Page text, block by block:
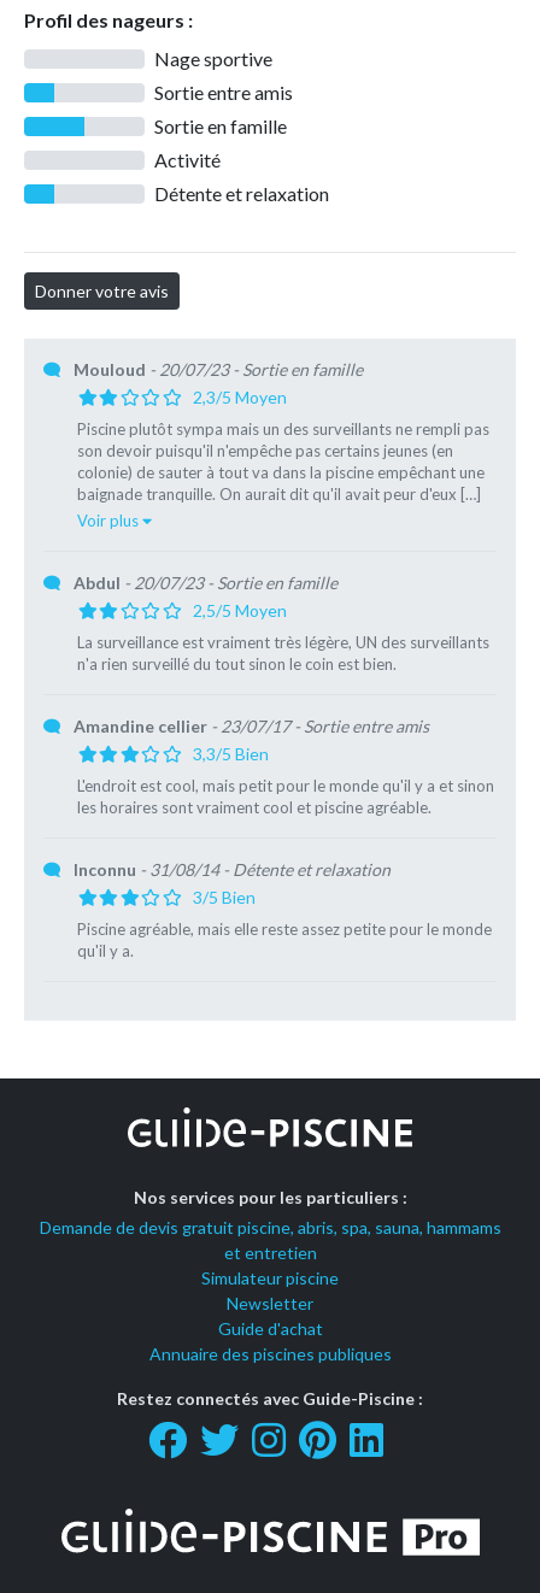
Profil des nageurs :
Nage sportive
Sortie entre amis
Sortie en famille
Activité
Détente et relaxation
Mouloud - 20/07/23- Sortie en famille
2,3/5 Moyen
Piscine plutôt sympa mais un des surveillants ne rempli pas
son devoir puisqu'il n'empêche pas certains jeunes (en
colonie) de sauter à tout va dans la piscine empêchant une
baignade tranquille. On aurait dit qu'il avait peur d'eux […]
Voir plus
Abdul - 20/07/23- Sortie en famille
2,5/5 Moyen
La surveillance est vraiment très légère, UN des surveillants
n'a rien surveillé du tout sinon le coin est bien.
Amandine cellier - 23/07/17- Sortie entre amis
3,3/5 Bien
L'endroit est cool, mais petit pour le monde qu'il y a et sinon
les horaires sont vraiment cool et piscine agréable.
Inconnu - 31/08/14- Détente et relaxation
3/5 Bien
Piscine agréable, mais elle reste assez petite pour le monde
qu'il y a.
Nos services pour les particuliers :
Demande de devis gratuit piscine, abris, spa, sauna, hammams
et entretien
Simulateur piscine
Newsletter
Guide d'achat
Annuaire des piscines publiques
Restez connectés avec Guide-Piscine :